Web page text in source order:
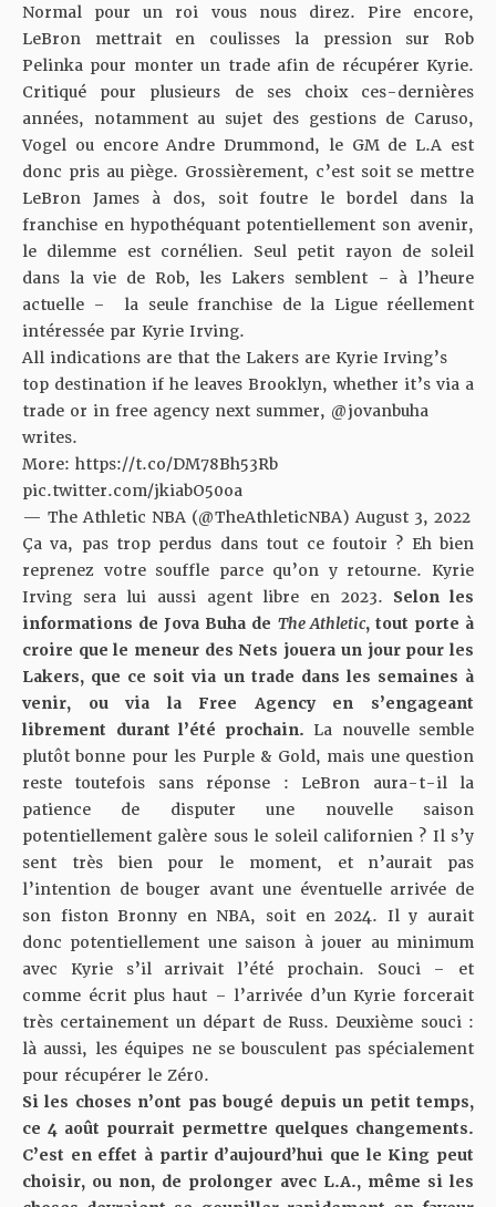
Normal pour un roi vous nous direz. Pire encore,
LeBron mettrait en coulisses la pression sur Rob
Pelinka pour monter un trade afin de récupérer Kyrie.
Critiqué pour plusieurs de ses choix ces-dernières
années, notamment au sujet des gestions de Caruso,
Vogel ou encore Andre Drummond, le GM de L.A est
donc pris au piège. Grossièrement, c’est soit se mettre
LeBron James à dos, soit foutre le bordel dans la
franchise en hypothéquant potentiellement son avenir,
le dilemme est cornélien. Seul petit rayon de soleil
dans la vie de Rob, les Lakers semblent – à l’heure
actuelle – la seule franchise de la Ligue réellement
intéressée par Kyrie Irving.
All indications are that the Lakers are Kyrie Irving’s
top destination if he leaves Brooklyn, whether it’s via a
trade or in free agency next summer, @jovanbuha
writes.
More: https://t.co/DM78Bh53Rb
pic.twitter.com/jkiabO50oa
— The Athletic NBA (@TheAthleticNBA) August 3, 2022
Ça va, pas trop perdus dans tout ce foutoir ? Eh bien
reprenez votre souffle parce qu’on y retourne. Kyrie
Irving sera lui aussi agent libre en 2023. Selon les
informations de Jova Buha de The Athletic, tout porte à
croire que le meneur des Nets jouera un jour pour les
Lakers, que ce soit via un trade dans les semaines à
venir, ou via la Free Agency en s’engageant
librement durant l’été prochain. La nouvelle semble
plutôt bonne pour les Purple & Gold, mais une question
reste toutefois sans réponse : LeBron aura-t-il la
patience de disputer une nouvelle saison
potentiellement galère sous le soleil californien ? Il s’y
sent très bien pour le moment, et n’aurait pas
l’intention de bouger avant une éventuelle arrivée de
son fiston Bronny en NBA, soit en 2024. Il y aurait
donc potentiellement une saison à jouer au minimum
avec Kyrie s’il arrivait l’été prochain. Souci – et
comme écrit plus haut – l’arrivée d’un Kyrie forcerait
très certainement un départ de Russ. Deuxième souci :
là aussi, les équipes ne se bousculent passpécialement
pour récupérer le Zér0.
Si les choses n’ont pas bougé depuis un petit temps,
ce 4 août pourrait permettre quelques changements.
C’est en effet à partir d’aujourd’hui que le King peut
choisir, ou non, de prolonger avec L.A., même si les